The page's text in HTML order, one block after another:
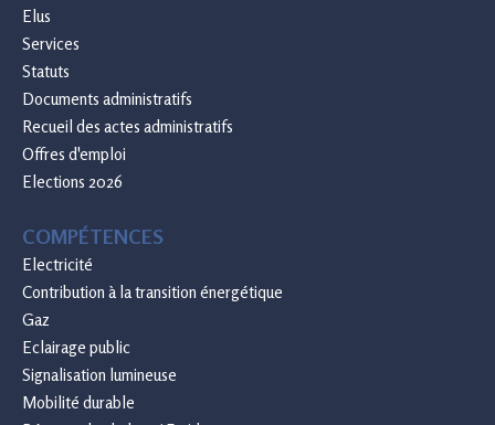
Elus
Services
Statuts
Documents administratifs
Recueil des actes administratifs
Offres d'emploi
Elections 2026
COMPÉTENCES
Electricité
Contribution à la transition énergétique
Gaz
Eclairage public
Signalisation lumineuse
Mobilité durable